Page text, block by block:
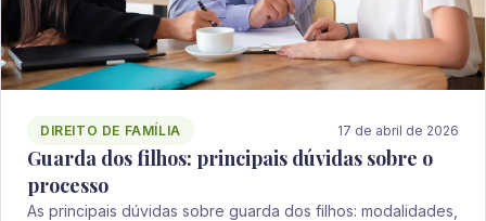
DIREITO DE FAMÍLIA 17 de abril de 2026
Guarda dos filhos: principais dúvidas sobre o
processo
As principais dúvidas sobre guarda dos filhos: modalidades,